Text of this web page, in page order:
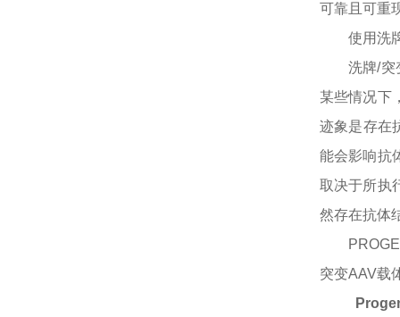
可靠且可重
使用洗
洗牌/突
某些情况下
迹象是存在
能会影响抗
取决于所执
然存在抗体
突变AAV载